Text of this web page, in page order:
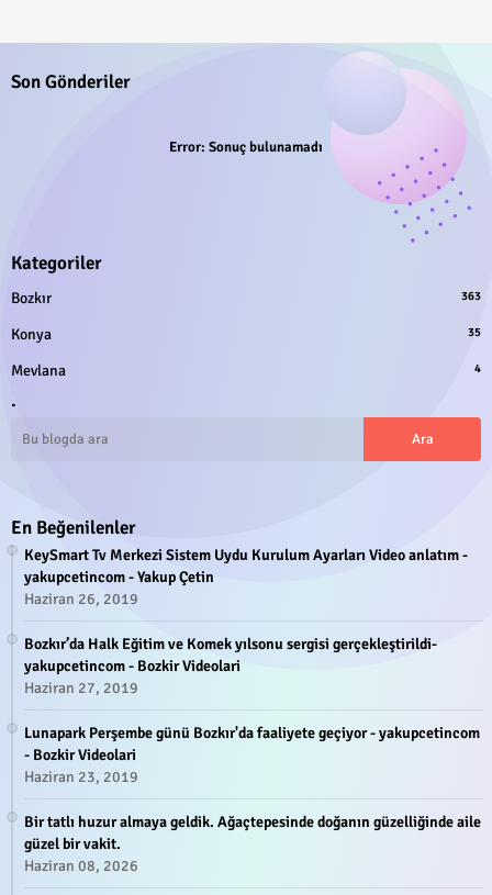
Son Gönderiler
Error: Sonuç bulunamadı
Kategoriler
Bozkır 363
Konya 35
Mevlana 4
.
En Beğenilenler
KeySmart Tv Merkezi Sistem Uydu Kurulum Ayarları Video anlatım -
yakupcetincom - Yakup Çetin
Haziran 26, 2019
Bozkır’da Halk Eğitim ve Komek yılsonu sergisi gerçekleştirildi-
yakupcetincom - Bozkir Videolari
Haziran 27, 2019
Lunapark Perşembe günü Bozkır'da faaliyete geçiyor - yakupcetincom
- Bozkir Videolari
Haziran 23, 2019
Bir tatlı huzur almaya geldik. Ağaçtepesinde doğanın güzelliğinde aile
güzel bir vakit.
Haziran 08, 2026